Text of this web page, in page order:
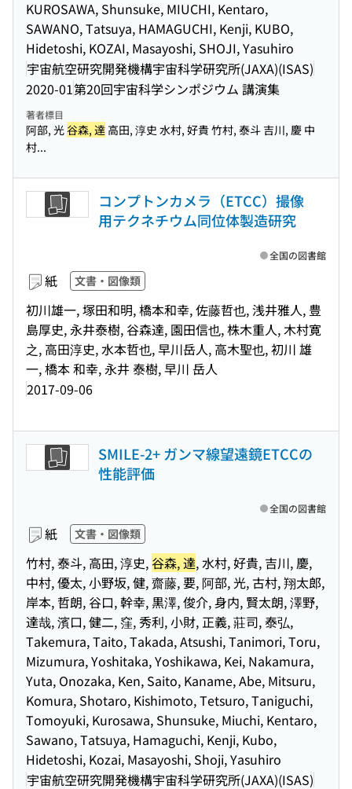
KUROSAWA, Shunsuke, MIUCHI, Kentaro,
SAWANO, Tatsuya, HAMAGUCHI, Kenji, KUBO,
Hidetoshi, KOZAI, Masayoshi, SHOJI, Yasuhiro
宇宙航空研究開発機構宇宙科学研究所(JAXA)(ISAS)
2020-01第20回宇宙科学シンポジウム 講演集
著者標目
阿部, 光谷森, 達 高田, 淳史 水村, 好貴 竹村, 泰斗 吉川, 慶 中
村...
コンプトンカメラ（ETCC）撮像
用テクネチウム同位体製造研究
紙 文書・図像類
初川雄一, 塚田和明, 橋本和幸, 佐藤哲也, 浅井雅人, 豊
島厚史, 永井泰樹, 谷森達, 園田信也, 株木重人, 木村寛
之, 高田淳史, 水本哲也, 早川岳人, 高木聖也, 初川 雄
一, 橋本 和幸, 永井 泰樹, 早川 岳人
2017-09-06
全国の図書館
SMILE-2+ ガンマ線望遠鏡ETCCの
性能評価
紙 文書・図像類
竹村, 泰斗, 高田, 淳史,谷森, 達, 水村, 好貴, 吉川, 慶,
中村, 優太, 小野坂, 健, 齋藤, 要, 阿部, 光, 古村, 翔太郎,
岸本, 哲朗, 谷口, 幹幸, 黒澤, 俊介, 身内, 賢太朗, 澤野,
達哉, 濱口, 健二, 窪, 秀利, 小財, 正義, 莊司, 泰弘,
Takemura, Taito, Takada, Atsushi, Tanimori, Toru,
Mizumura, Yoshitaka, Yoshikawa, Kei, Nakamura,
Yuta, Onozaka, Ken, Saito, Kaname, Abe, Mitsuru,
Komura, Shotaro, Kishimoto, Tetsuro, Taniguchi,
Tomoyuki, Kurosawa, Shunsuke, Miuchi, Kentaro,
Sawano, Tatsuya, Hamaguchi, Kenji, Kubo,
Hidetoshi, Kozai, Masayoshi, Shoji, Yasuhiro
宇宙航空研究開発機構宇宙科学研究所(JAXA)(ISAS)
全国の図書館